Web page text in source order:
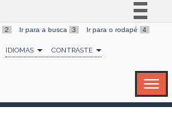
Simplifique!
Comunica BR
2 Ir para a busca 3 Ir para o rodapé 4
IDIOMAS CONTRASTE